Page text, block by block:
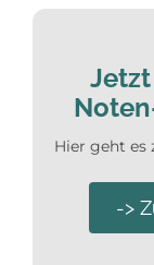
Hier geht es
->